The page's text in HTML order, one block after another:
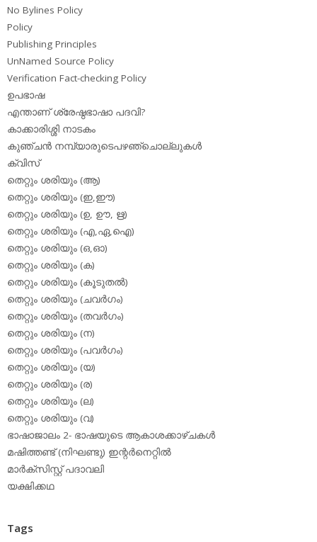
No Bylines Policy
Policy
Publishing Principles
UnNamed Source Policy
Verification Fact-checking Policy
ഉപഭാഷ
എന്താണ് ശ്രേഷ്ഠഭാഷാ പദവി?
കാക്കാരിശ്ശി നാടകം
കുഞ്ചന്‍ നമ്പ്യാരുടെപഴഞ്ചൊല്ലുകള്‍
ക്വിസ്
തെറ്റും ശരിയും (ആ)
തെറ്റും ശരിയും (ഇ,ഈ)
തെറ്റും ശരിയും (ഉ, ഊ, ഋ)
തെറ്റും ശരിയും (എ,ഏ,ഐ)
തെറ്റും ശരിയും (ഒ,ഓ)
തെറ്റും ശരിയും (ക)
തെറ്റും ശരിയും (കൂടുതല്‍)
തെറ്റും ശരിയും (ചവര്‍ഗം)
തെറ്റും ശരിയും (തവര്‍ഗം)
തെറ്റും ശരിയും (ന)
തെറ്റും ശരിയും (പവര്‍ഗം)
തെറ്റും ശരിയും (യ)
തെറ്റും ശരിയും (ര)
തെറ്റും ശരിയും (ല)
തെറ്റും ശരിയും (വ)
ഭാഷാജാലം 2- ഭാഷയുടെ ആകാശക്കാഴ്ചകള്‍
മഷിത്തണ്ട് (നിഘണ്ടു) ഇന്റര്‍നെറ്റില്‍
മാര്‍ക്‌സിസ്റ്റ് പദാവലി
യക്ഷിക്കഥ
Tags